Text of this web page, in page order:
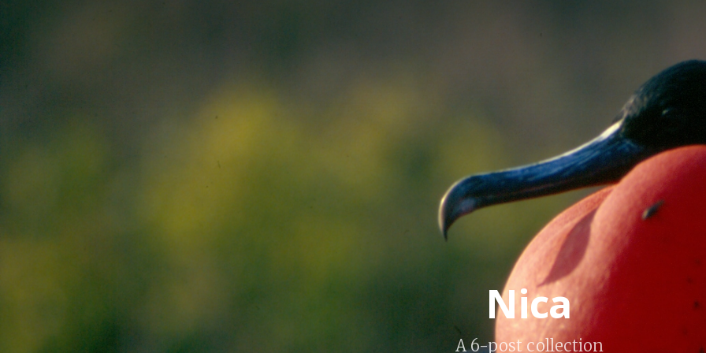
Nica
A 6-post collection